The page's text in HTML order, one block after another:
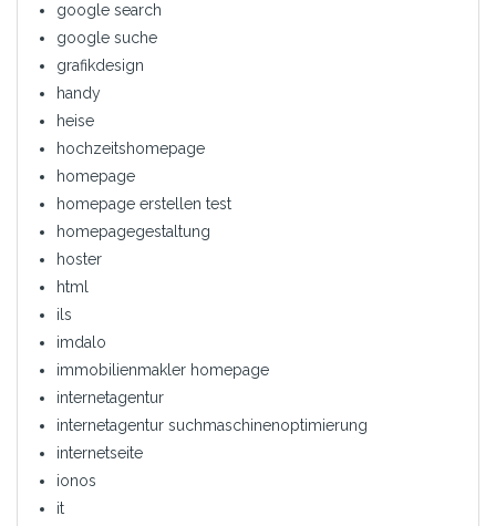
google search
google suche
grafikdesign
handy
heise
hochzeitshomepage
homepage
homepage erstellen test
homepagegestaltung
hoster
html
ils
imdalo
immobilienmakler homepage
internetagentur
internetagentur suchmaschinenoptimierung
internetseite
ionos
it